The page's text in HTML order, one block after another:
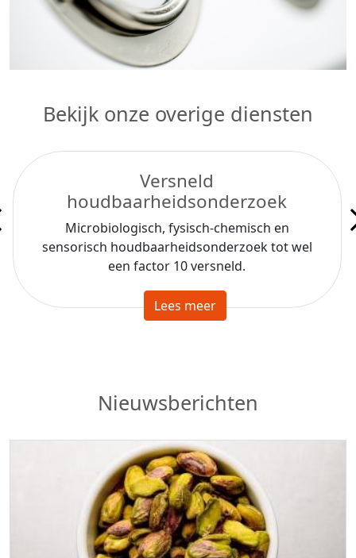
Bekijk onze overige diensten
Versneld
houdbaarheidsonderzoek
Microbiologisch, fysisch-chemisch en
sensorisch houdbaarheidsonderzoek tot wel
een factor 10 versneld.
Lees meer
Nieuwsberichten